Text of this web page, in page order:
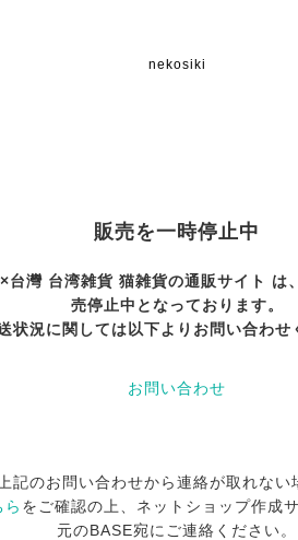
nekosiki
販売を一時停止中
台灣 台湾雑貨 猫雑貨の通販サイト は
売停止中となっております。
状況に関しては以下よりお問い合わせ
お問い合わせ
上記のお問い合わせから連絡が取れない
ら をご確認の上、ネットショップ作成
元のBASE宛にご連絡ください。